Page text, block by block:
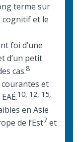
terme sur
cognitif et le
foi d’une
d’un petit
cas.8
et
10, 12, 15,
en Asie
de l’Est7 et